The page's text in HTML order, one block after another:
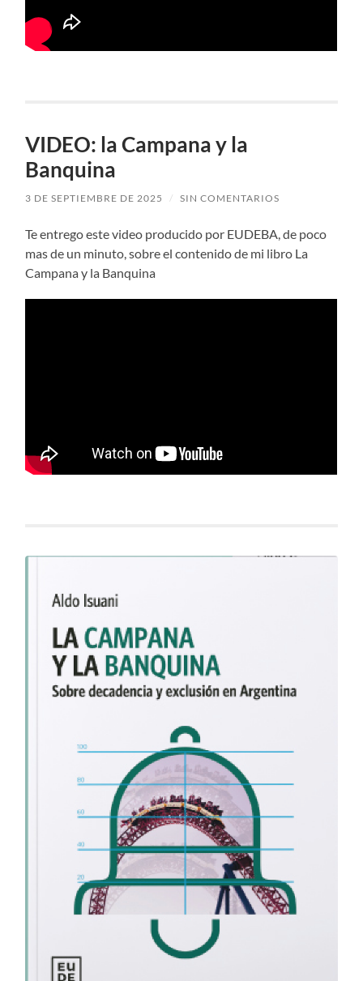
VIDEO: la Campana y la
Banquina
3 DE SEPTIEMBRE DE 2025 / SIN COMENTARIOS
Te entrego este video producido por EUDEBA, de poco
mas de un minuto, sobre el contenido de mi libro La
Campana y la Banquina